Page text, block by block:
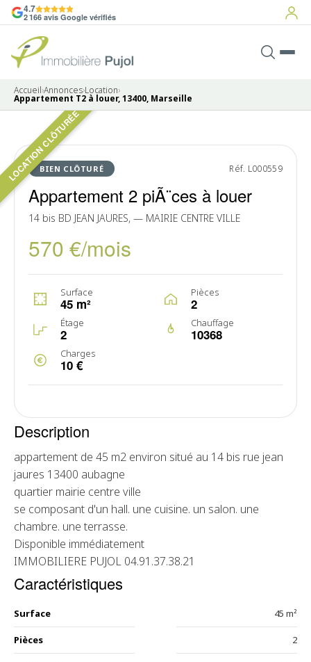
4.7
2 166 avis Google vérifiés
Accueil›Annonces›Location›
Appartement T2 à louer, 13400, Marseille
LOCATION CLÔTURÉE
BIEN CLÔTURÉ Réf. L000559
Appartement 2 piÃ¨ces à louer
14 bis BD JEAN JAURES, — MAIRIE CENTRE VILLE
570 €/mois
Surface
45 m²
Pièces
2
Étage
2
Chauffage
10368
Charges
10 €
Pas de photo disponible
LOUÉ
Description
appartement de 45 m2 environ situé au 14 bis rue jean
jaures 13400 aubagne
quartier mairie centre ville
se composant d'un hall. une cuisine. un salon. une
chambre. une terrasse.
Disponible immédiatement
IMMOBILIERE PUJOL 04.91.37.38.21
Caractéristiques
Surface 45 m²
Pièces 2